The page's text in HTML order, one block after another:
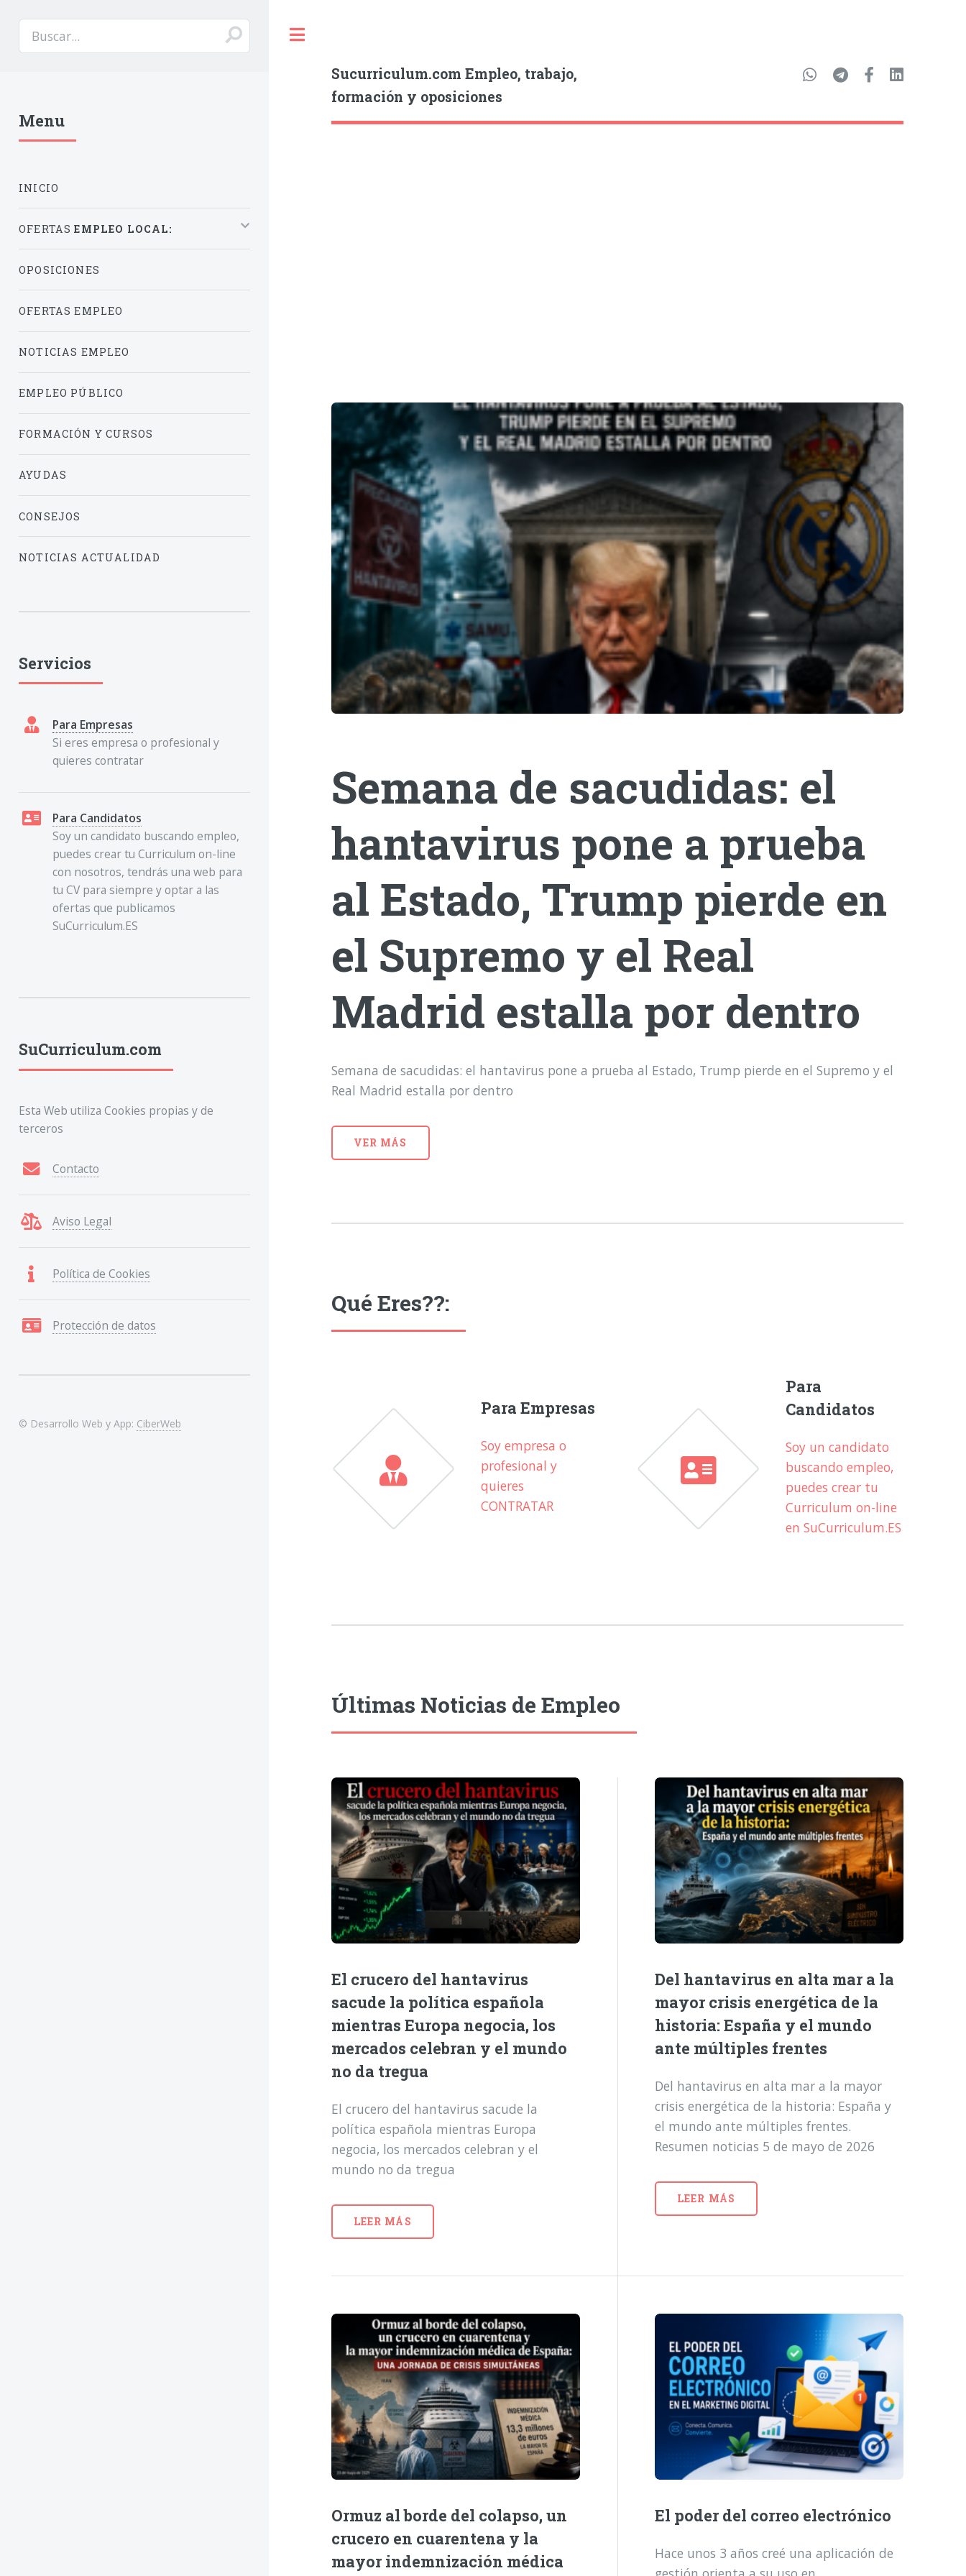
Sucurriculum.com Empleo, trabajo,
formación y oposiciones
Semana de sacudidas: el
hantavirus pone a prueba
al Estado, Trump pierde en
el Supremo y el Real
Madrid estalla por dentro
Semana de sacudidas: el hantavirus pone a prueba al Estado, Trump pierde en el Supremo y el
Real Madrid estalla por dentro
VER MÁS
Qué Eres??:
Para Empresas
Soy empresa o
profesional y
quieres
CONTRATAR
Para
Candidatos
Soy un candidato
buscando empleo,
puedes crear tu
Curriculum on-line
en SuCurriculum.ES
Últimas Noticias de Empleo
El crucero del hantavirus
sacude la política española
mientras Europa negocia, los
mercados celebran y el mundo
no da tregua
El crucero del hantavirus sacude la
política española mientras Europa
negocia, los mercados celebran y el
mundo no da tregua
LEER MÁS
Del hantavirus en alta mar a la
mayor crisis energética de la
historia: España y el mundo
ante múltiples frentes
Del hantavirus en alta mar a la mayor
crisis energética de la historia: España y
el mundo ante múltiples frentes.
Resumen noticias 5 de mayo de 2026
LEER MÁS
Ormuz al borde del colapso, un
crucero en cuarentena y la
mayor indemnización médica
El poder del correo electrónico
Hace unos 3 años creé una aplicación de
Menu
INICIO
OFERTASEMPLEO LOCAL:
OPOSICIONES
OFERTAS EMPLEO
NOTICIAS EMPLEO
EMPLEO PÚBLICO
FORMACIÓN Y CURSOS
AYUDAS
CONSEJOS
NOTICIAS ACTUALIDAD
Servicios
Para Empresas
Si eres empresa o profesional y
quieres contratar
Para Candidatos
Soy un candidato buscando empleo,
puedes crear tu Curriculum on-line
con nosotros, tendrás una web para
tu CV para siempre y optar a las
ofertas que publicamos
SuCurriculum.ES
SuCurriculum.com
Esta Web utiliza Cookies propias y de
terceros
Contacto
Aviso Legal
Política de Cookies
Protección de datos
© Desarrollo Web y App: CiberWeb